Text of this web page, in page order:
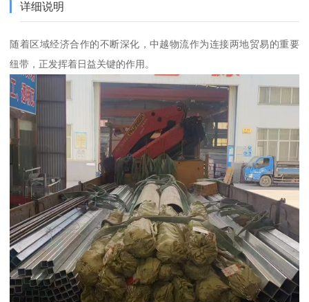
详细说明
随着区域经济合作的不断深化，中越物流作为连接两地贸易的重要
纽带，正发挥着日益关键的作用。